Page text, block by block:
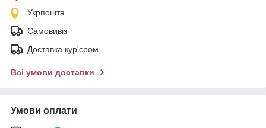
Укрпошта
Самовивіз
Доставка кур'єром
Всі умови доставки
Умови оплати